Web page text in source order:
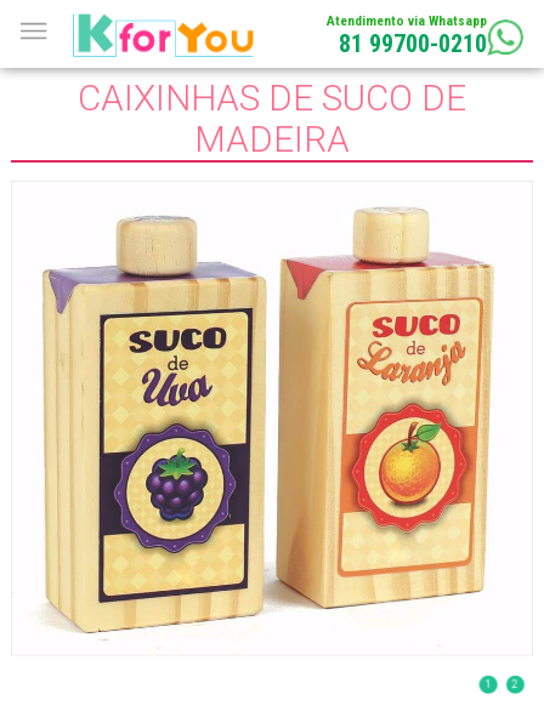
Atendimento via Whatsapp
81 99700-0210
CAIXINHAS DE SUCO DE
MADEIRA
1 2